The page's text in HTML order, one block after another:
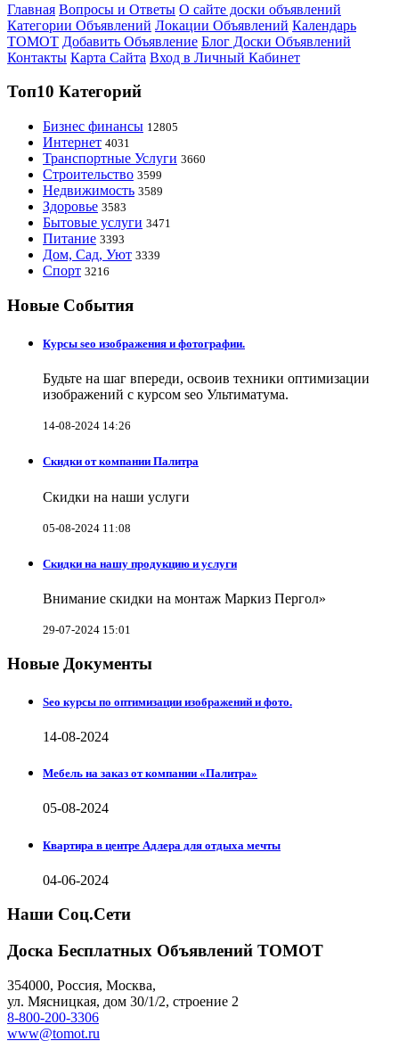
Главная Вопросы и Ответы О сайте доски объявлений
Категории Объявлений Локации Объявлений Календарь
ТОМОТ Добавить Объявление Блог Доски Объявлений
Контакты Карта Сайта Вход в Личный Кабинет
Топ10 Категорий
Бизнес финансы 12805
Интернет 4031
Транспортные Услуги 3660
Строительство 3599
Недвижимость 3589
Здоровье 3583
Бытовые услуги 3471
Питание 3393
Дом, Сад, Уют 3339
Спорт 3216
Новые События
Курсы seo изображения и фотографии.
Будьте на шаг впереди, освоив техники оптимизации
изображений с курсом seo Ультиматума.
14-08-2024 14:26
Скидки от компании Палитра
Скидки на наши услуги
05-08-2024 11:08
Скидки на нашу продукцию и услуги
Внимание скидки на монтаж Маркиз Пергол»
29-07-2024 15:01
Новые Документы
Seo курсы по оптимизации изображений и фото.
14-08-2024
Мебель на заказ от компании «Палитра»
05-08-2024
Квартира в центре Адлера для отдыха мечты
04-06-2024
Наши Соц.Сети
Доска Бесплатных Объявлений ТОМОТ
354000, Россия, Москва,
ул. Мясницкая, дом 30/1/2, строение 2
8-800-200-3306
www@tomot.ru